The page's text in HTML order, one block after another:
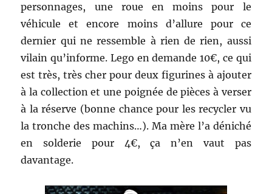
personnages, une roue en moins pour le
véhicule et encore moins d’allure pour ce
dernier qui ne ressemble à rien de rien, aussi
vilain qu’informe. Lego en demande 10€, ce qui
est très, très cher pour deux figurines à ajouter
à la collection et une poignée de pièces à verser
à la réserve (bonne chance pour les recycler vu
la tronche des machins…). Ma mère l’a déniché
en solderie pour 4€, ça n’en vaut pas
davantage.